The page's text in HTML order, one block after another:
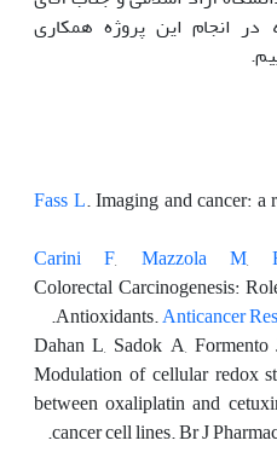
انجام این پروژه همکاری
Fass L. Imaging and cancer: a
Carini F, Mazzola M,
Colorectal Carcinogenesis:
Antioxidants.Anticancer
Dahan L, Sadok A,
Modulation of cellular redox
between oxaliplatin and
cancer cell lines. Br J